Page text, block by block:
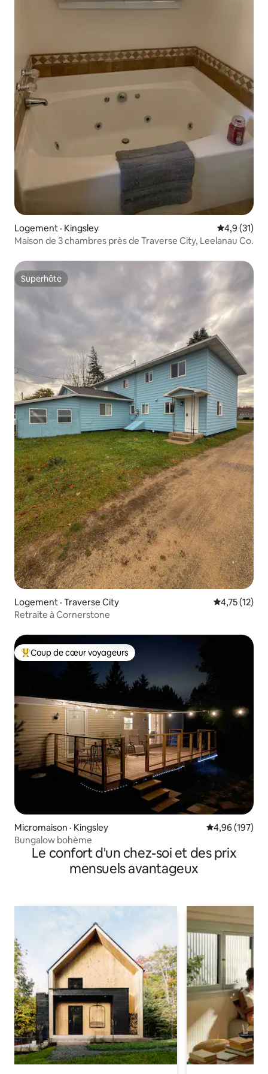
Logement · Kingsley Note
4,9 (31)
Maison de 3 chambres près de Traverse City, Leelanau Co.
Superhôte
Superhôte
Logement · Traverse City Note
4,75 (12)
Retraite à Cornerstone
Coup de cœur voyageurs parmi les plus aimés
Coup de cœur voyageurs
Micromaison · Kingsley Note
4,96 (197)
Bungalow bohème
Le confort d'un chez-soi et des prix
mensuels avantageux